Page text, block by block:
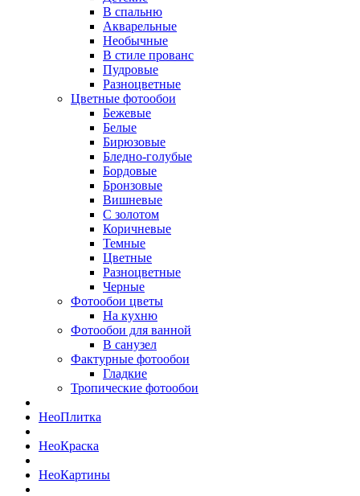
В спальню
Акварельные
Необычные
В стиле прованс
Пудровые
Разноцветные
Цветные фотообои
Бежевые
Белые
Бирюзовые
Бледно-голубые
Бордовые
Бронзовые
Вишневые
С золотом
Коричневые
Темные
Цветные
Разноцветные
Черные
Фотообои цветы
На кухню
Фотообои для ванной
В санузел
Фактурные фотообои
Гладкие
Тропические фотообои
НеоПлитка
НеоКраска
НеоКартины